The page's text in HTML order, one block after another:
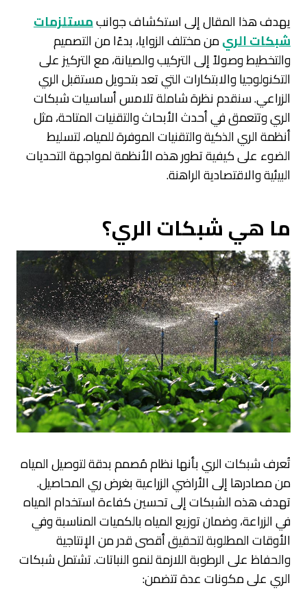
يهدف هذا المقال إلى استكشاف جوانبمستلزمات
شبكات الريمن مختلف الزوايا، بدءًا من التصميم
والتخطيط وصولاً إلى التركيب والصيانة، مع التركيز على
التكنولوجيا والابتكارات التي تعد بتحويل مستقبل الري
الزراعي. سنقدم نظرة شاملة تلامس أساسيات شبكات
الري وتتعمق في أحدث الأبحاث والتقنيات المتاحة، مثل
أنظمة الري الذكية والتقنيات الموفرة للمياه، لتسليط
الضوء على كيفية تطور هذه الأنظمة لمواجهة التحديات
البيئية والاقتصادية الراهنة.
ما هي شبكات الري؟
تُعرف شبكات الري بأنها نظام مُصمم بدقة لتوصيل المياه
من مصادرها إلى الأراضي الزراعية بغرض ري المحاصيل.
تهدف هذه الشبكات إلى تحسين كفاءة استخدام المياه
في الزراعة، وضمان توزيع المياه بالكميات المناسبة وفي
الأوقات المطلوبة لتحقيق أقصى قدر من الإنتاجية
والحفاظ على الرطوبة اللازمة لنمو النباتات. تشتمل شبكات
الري على مكونات عدة تتضمن: